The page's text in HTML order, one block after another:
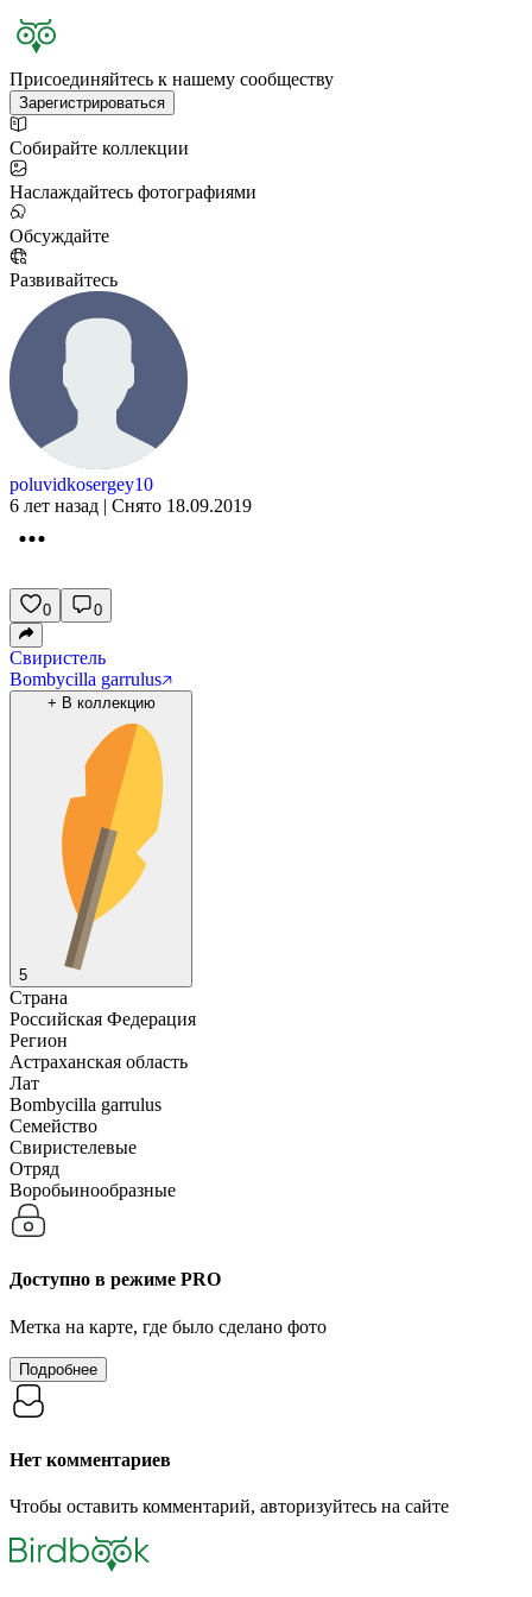
Присоединяйтесь к нашему сообществу
Зарегистрироваться
Собирайте коллекции
Наслаждайтесь фотографиями
Обсуждайте
Развивайтесь
poluvidkosergey10
6 лет назад | Снято 18.09.2019
0 0
Свиристель
Bombycilla garrulus
+ В коллекцию
5
Страна
Российская Федерация
Регион
Астраханская область
Лат
Bombycilla garrulus
Семейство
Свиристелевые
Отряд
Воробьинообразные
Доступно в режиме PRO
Метка на карте, где было сделано фото
Подробнее
Нет комментариев
Чтобы оставить комментарий, авторизуйтесь на сайте